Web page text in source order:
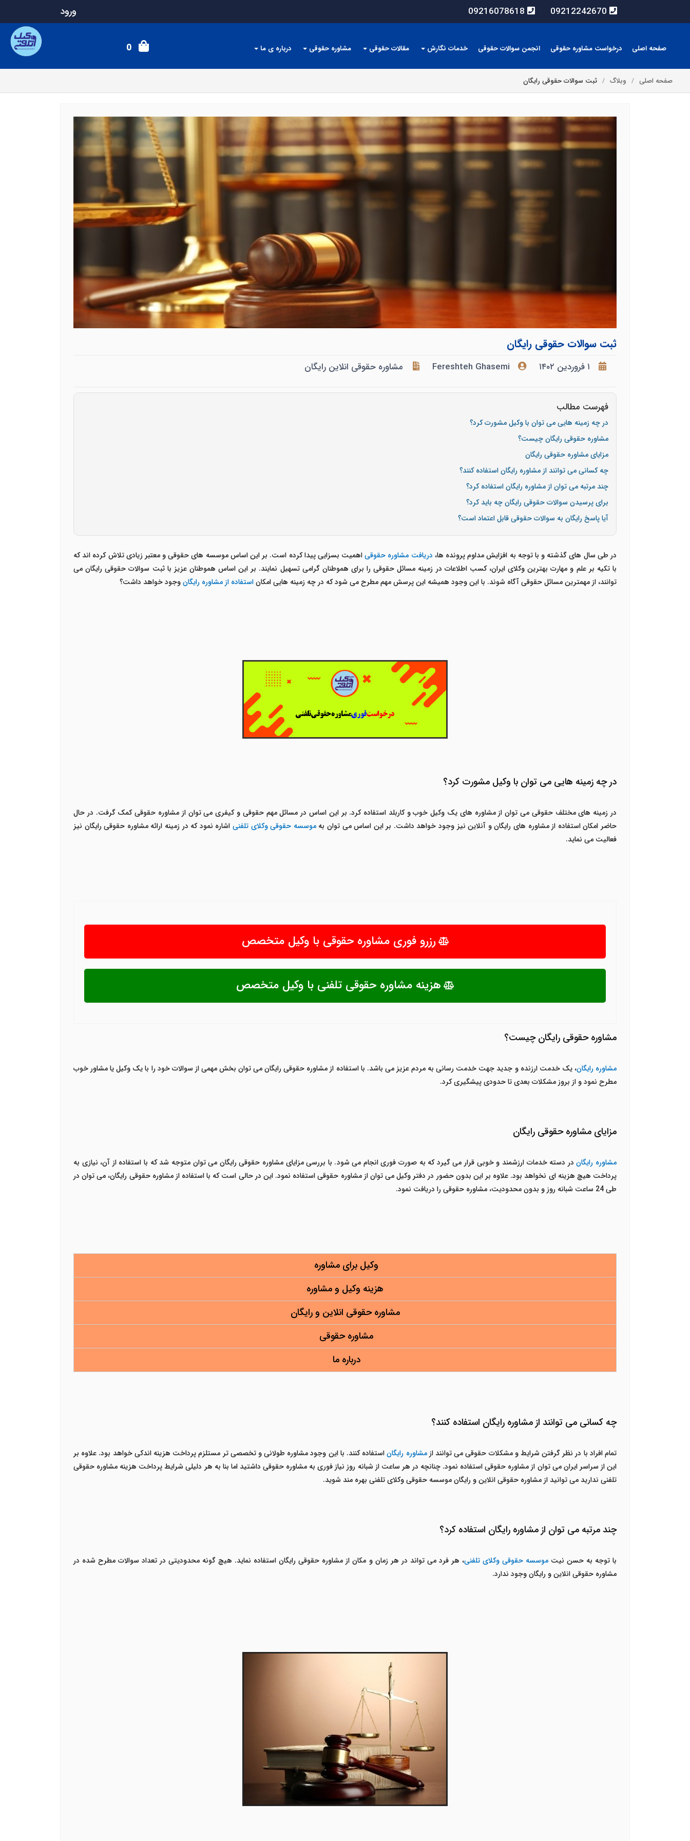
09212242670
09216078618 ورود
صفحه اصلی درخواست مشاوره حقوقی انجمن سوالات حقوقی خدمات نگارش مقالات حقوقی مشاوره حقوقی درباره ی ما 0
صفحه اصلی وبلاگ ثبت سوالات حقوقی رایگان
ثبت سوالات حقوقی رایگان
۱ فروردین ۱۴۰۲ Fereshteh Ghasemi مشاوره حقوقی انلاین رایگان
فهرست مطالب
در چه زمینه هایی می توان با وکیل مشورت کرد؟
مشاوره حقوقی رایگان چیست؟
مزایای مشاوره حقوقی رایگان
چه کسانی می توانند از مشاوره رایگان استفاده کنند؟
چند مرتبه می توان از مشاوره رایگان استفاده کرد؟
برای پرسیدن سوالات حقوقی رایگان چه باید کرد؟
آیا پاسخ رایگان به سوالات حقوقی قابل اعتماد است؟
در طی سال های گذشته و با توجه به افزایش مداوم پرونده ها، دریافت مشاوره حقوقیاهمیت بسزایی پیدا کرده است. بر این اساس موسسه های حقوقی و معتبر زیادی تلاش کرده اند که
با تکیه بر علم و مهارت بهترین وکلای ایران، کسب اطلاعات در زمینه مسائل حقوقی را برای هموطنان گرامی تسهیل نمایند. بر این اساس هموطنان عزیز با ثبت سوالات حقوقی رایگان می
توانند، از مهمترین مسائل حقوقی آگاه شوند. با این وجود همیشه این پرسش مهم مطرح می شود که در چه زمینه هایی امکاناستفاده از مشاوره رایگانوجود خواهد داشت؟
در چه زمینه هایی می توان با وکیل مشورت کرد؟
در زمینه های مختلف حقوقی می توان از مشاوره های یک وکیل خوب و کاربلد استفاده کرد. بر این اساس در مسائل مهم حقوقی و کیفری می توان از مشاوره حقوقی کمک گرفت. در حال
حاضر امکان استفاده از مشاوره های رایگان و آنلاین نیز وجود خواهد داشت. بر این اساس می توان بهموسسه حقوقی وکلای تلفنی اشاره نمود که در زمینه ارائه مشاوره حقوقی رایگان نیز
فعالیت می نماید.
رزرو فوری مشاوره حقوقی با وکیل متخصص
هزینه مشاوره حقوقی تلفنی با وکیل متخصص
مشاوره حقوقی رایگان چیست؟
مشاوره رایگان، یک خدمت ارزنده و جدید جهت خدمت رسانی به مردم عزیز می باشد. با استفاده از مشاوره حقوقی رایگان می توان بخش مهمی از سوالات خود را با یک وکیل یا مشاور خوب
مطرح نمود و از بروز مشکلات بعدی تا حدودی پیشگیری کرد.
مزایای مشاوره حقوقی رایگان
مشاوره رایگان در دسته خدمات ارزشمند و خوبی قرار می گیرد که به صورت فوری انجام می شود. با بررسی مزایای مشاوره حقوقی رایگان می توان متوجه شد که با استفاده از آن، نیازی به
پرداخت هیچ هزینه ای نخواهد بود. علاوه بر این بدون حضور در دفتر وکیل می توان از مشاوره حقوقی استفاده نمود. این در حالی است که با استفاده از مشاوره حقوقی رایگان، می توان در
طی 24 ساعت شبانه روز و بدون محدودیت، مشاوره حقوقی را دریافت نمود.
وکیل برای مشاوره
هزینه وکیل و مشاوره
مشاوره حقوقی انلاین و رایگان
مشاوره حقوقی
درباره ما
چه کسانی می توانند از مشاوره رایگان استفاده کنند؟
تمام افراد با در نظر گرفتن شرایط و مشکلات حقوقی می توانند ازمشاوره رایگاناستفاده کنند. با این وجود مشاوره طولانی و تخصصی تر مستلزم پرداخت هزینه اندکی خواهد بود. علاوه بر
این از سراسر ایران می توان از مشاوره حقوقی استفاده نمود. چنانچه در هر ساعت از شبانه روز نیاز فوری به مشاوره حقوقی داشتید اما بنا به هر دلیلی شرایط پرداخت هزینه مشاوره حقوقی
تلفنی ندارید می توانید از مشاوره حقوقی انلاین و رایگان موسسه حقوقی وکلای تلفنی بهره مند شوید.
چند مرتبه می توان از مشاوره رایگان استفاده کرد؟
با توجه به حسن نیتموسسه حقوقی وکلای تلفنی، هر فرد می تواند در هر زمان و مکان از مشاوره حقوقی رایگان استفاده نماید. هیچ گونه محدودیتی در تعداد سوالات مطرح شده در
مشاوره حقوقی انلاین و رایگان وجود ندارد.